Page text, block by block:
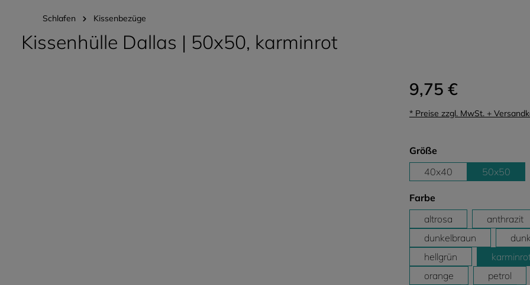
Schlafen Kissenbezüge
Kissenhülle Dallas | 50x50, karminrot
9,75 €
* Preise zzgl. MwSt. +
Größe
40x40
50x50
Farbe
altrosa
anthrazit
dunkelbraun
hellgrün
orange
petrol